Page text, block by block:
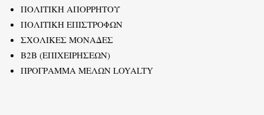
ΠΟΛΙΤΙΚΗ ΑΠΟΡΡΗΤΟΥ
ΠΟΛΙΤΙΚΗ ΕΠΙΣΤΡΟΦΩΝ
ΣΧΟΛΙΚΕΣ ΜΟΝΑΔΕΣ
B2B (ΕΠΙΧΕΙΡΗΣΕΩΝ)
ΠΡΟΓΡΑΜΜΑ ΜΕΛΩΝ LOYALTY